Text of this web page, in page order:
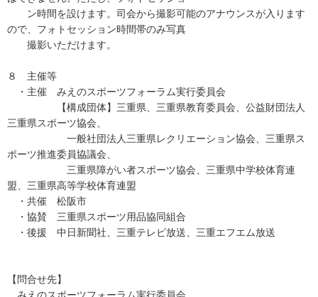
ン時間を設けます。司会から撮影可能のアナウンスが入ります
ので、フォトセッション時間帯のみ写真
撮影いただけます。
８ 主催等
・主催 みえのスポーツフォーラム実行委員会
【構成団体】三重県、三重県教育委員会、公益財団法人
三重県スポーツ協会、
一般社団法人三重県レクリエーション協会、三重県ス
ポーツ推進委員協議会、
三重県障がい者スポーツ協会、三重県中学校体育連
盟、三重県高等学校体育連盟
・共催 松阪市
・協賛 三重県スポーツ用品協同組合
・後援 中日新聞社、三重テレビ放送、三重エフエム放送
【問合せ先】